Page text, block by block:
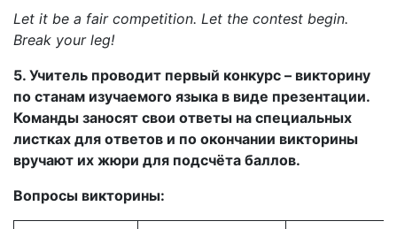
Let it be a fair competition. Let the contest begin.
Break your leg!
5. Учитель проводит первый конкурс – викторину
по станам изучаемого языка в виде презентации.
Команды заносят свои ответы на специальных
листках для ответов и по окончании викторины
вручают их жюри для подсчёта баллов.
Вопросы викторины: